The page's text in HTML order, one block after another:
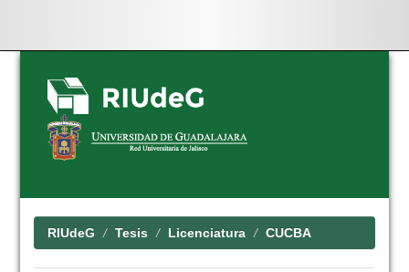
Skip
navigation
RIUdeG Tesis Licenciatura CUCBA